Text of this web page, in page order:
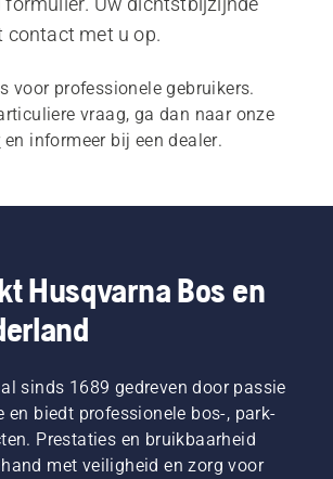
contact met u op.
voor professionele gebruikers.
vraag, ga dan naar onze
en informeer bij een dealer.
Husqvarna Bos en
sinds 1689 gedreven door passie
en biedt professionele bos-, park-
Prestaties en bruikbaarheid
met veiligheid en zorg voor